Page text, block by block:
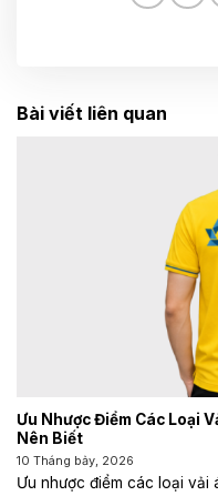
Bài viết liên quan
Ưu Nhược Điểm Các Loại
Nên Biết
10 Tháng bảy, 2026
Ưu nhược điểm các loại vải